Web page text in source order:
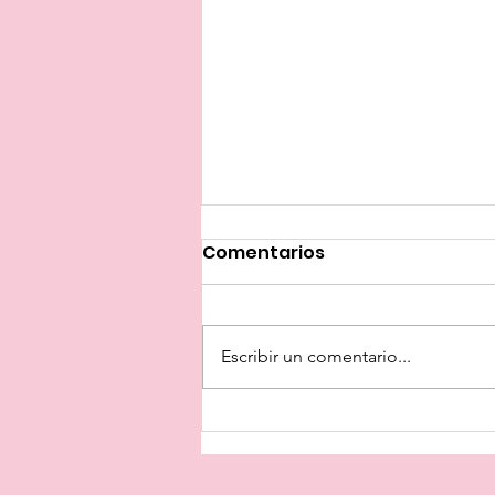
¿Dónde está el
sarcasmo?
Comentarios
Escribir un comentario...